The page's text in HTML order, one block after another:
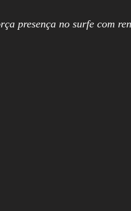
presença no surfe com